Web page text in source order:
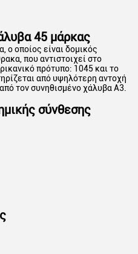
45 μάρκας
ο οποίος είναι δομικός
που αντιστοιχεί στο
πρότυπο: 1045 και το
από υψηλότερη αντοχή
τον συνηθισμένο χάλυβα Α3.
σύνθεσης